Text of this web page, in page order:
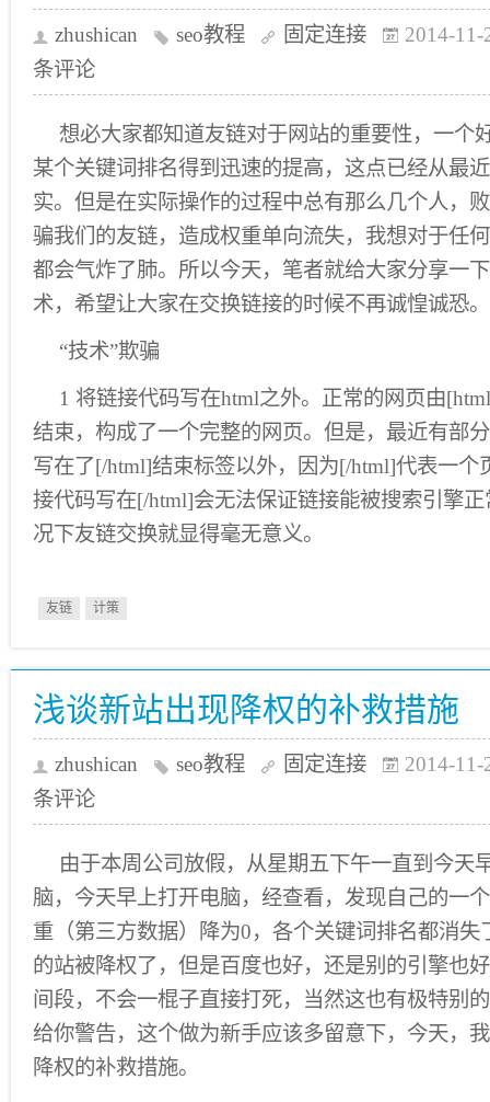
zhushican seo教程 固定连接
2014-11-
条评论
想必大家都知道友链对于网站的重要性，一个
某个关键词排名得到迅速的提高，这点已经从最
实。但是在实际操作的过程中总有那么几个人，
骗我们的友链，造成权重单向流失，我想对于任
都会气炸了肺。所以今天，笔者就给大家分享一
术，希望让大家在交换链接的时候不再诚惶诚恐。
“技术”欺骗
1 将链接代码写在html之外。正常的网页由
结束，构成了一个完整的网页。但是，最近有部
写在了[/html]结束标签以外，因为[/html]代表一个
接代码写在[/html]会无法保证链接能被搜索引擎
况下友链交换就显得毫无意义。
友链 计策
浅谈新站出现降权的补救措施
zhushican seo教程 固定连接
2014-11-
条评论
由于本周公司放假，从星期五下午一直到今天
脑，今天早上打开电脑，经查看，发现自己的一
重（第三方数据）降为0，各个关键词排名都消失
的站被降权了，但是百度也好，还是别的引擎也
间段，不会一棍子直接打死，当然这也有极特别
给你警告，这个做为新手应该多留意下，今天，
降权的补救措施。